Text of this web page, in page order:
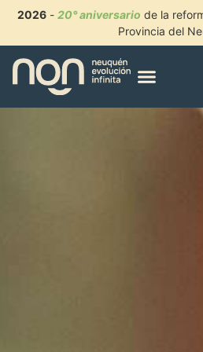
2026- 20° aniversario de la
Provincia del